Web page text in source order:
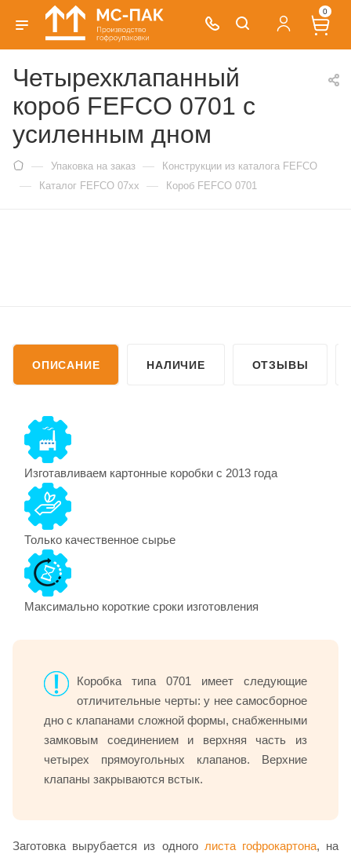
0
Четырехклапанный
короб FEFCO 0701 с
усиленным дном
— Упаковка на заказ — Конструкции из каталога FEFCO
— Каталог FEFCO 07xx — Короб FEFCO 0701
ОПИСАНИЕ НАЛИЧИЕ ОТЗЫВЫ
Изготавливаем картонные коробки с 2013 года
Только качественное сырье
Максимально короткие сроки изготовления
Коробка типа 0701 имеет следующие
отличительные черты: у нее самосборное
дно с клапанами сложной формы, снабженными
замковым соединением и верхняя часть из
четырех прямоугольных клапанов. Верхние
клапаны закрываются встык.
Заготовка вырубается из одного листа гофрокартона, на